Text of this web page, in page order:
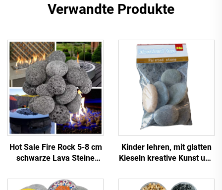
Verwandte Produkte
Hot Sale Fire Rock 5-8 cm
schwarze Lava Steine
Stein Feuer Glas
Kinder lehren, mit glatten
Kieseln kreative Kunst und
Steine bemalen zu spielen